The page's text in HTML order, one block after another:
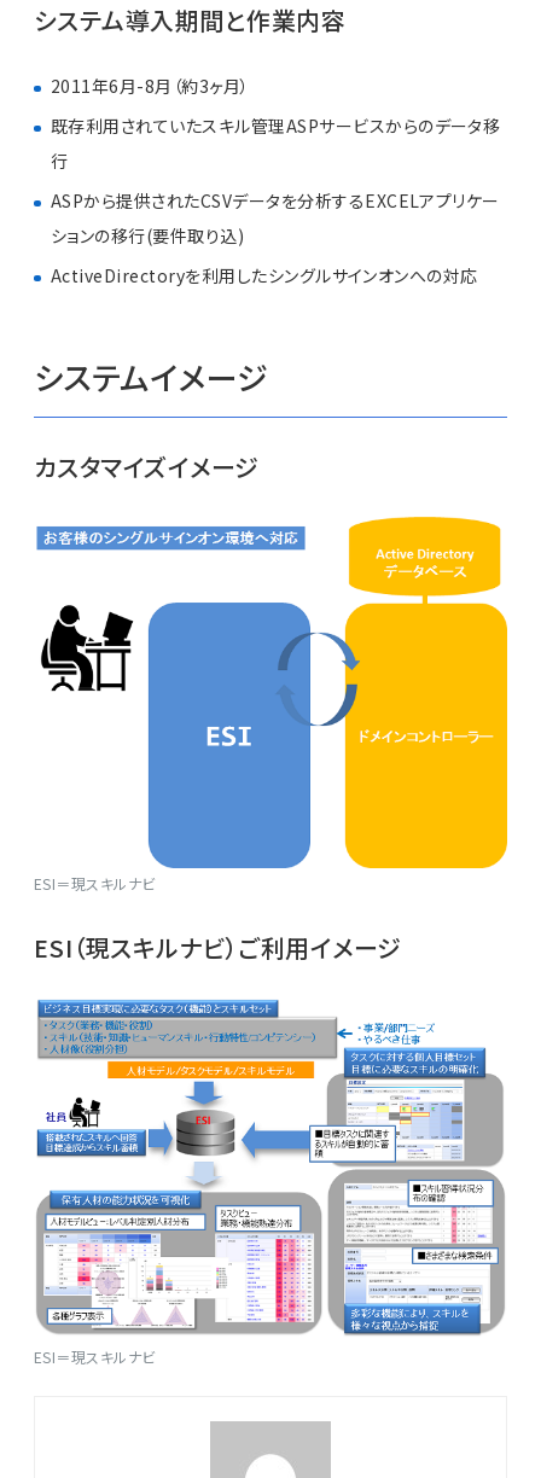
システム導入期間と作業内容
2011年6月-8月（約3ヶ月）
既存利用されていたスキル管理ASPサービスからのデータ移
行
ASPから提供されたCSVデータを分析するEXCELアプリケー
ションの移行(要件取り込)
ActiveDirectoryを利用したシングルサインオンへの対応
システムイメージ
カスタマイズイメージ
ESI＝現スキルナビ
ESI（現スキルナビ）ご利用イメージ
ESI＝現スキルナビ